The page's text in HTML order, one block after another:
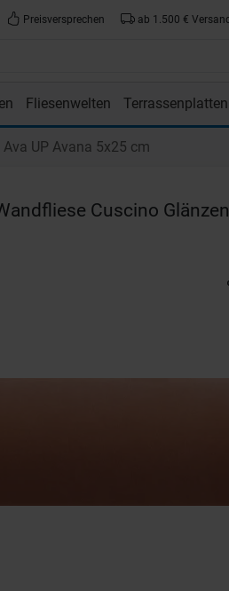
Preisversprechen ab 1.500 €
Fliesenwelten Terrassenplatten
UP Avana 5x25 cm
Cuscino